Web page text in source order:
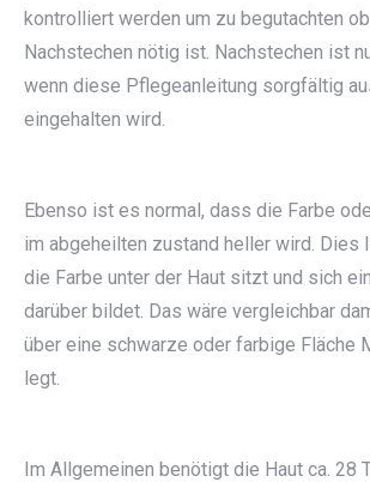
kontrolliert werden um zu begutachten
Nachstechen nötig ist. Nachstechen ist
wenn diese Pflegeanleitung sorgfältig
eingehalten wird.
Ebenso ist es normal, dass die Farbe
im abgeheilten zustand heller wird. Dies
die Farbe unter der Haut sitzt und sich
darüber bildet. Das wäre vergleichbar
über eine schwarze oder farbige Fläche
legt.
Im Allgemeinen benötigt die Haut ca. 28